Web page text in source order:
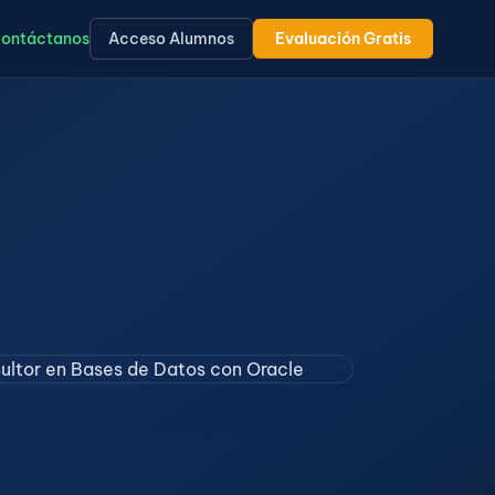
Acceso Alumnos Evaluación Gratis